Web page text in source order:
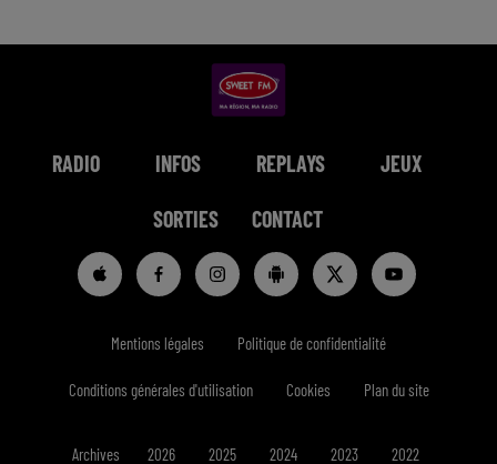
RADIO INFOS REPLAYS JEUX
SORTIES CONTACT
Mentions légales Politique de confidentialité
Conditions générales d'utilisation Cookies Plan du site
Archives 2026 2025 2024 2023 2022